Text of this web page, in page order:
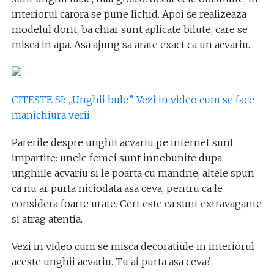
interiorul carora se pune lichid. Apoi se realizeaza
modelul dorit, ba chiar sunt aplicate bilute, care se
misca in apa. Asa ajung sa arate exact ca un acvariu.
CITESTE SI: „Unghii bule”. Vezi in video cum se face
manichiura verii
Parerile despre unghii acvariu pe internet sunt
impartite: unele femei sunt innebunite dupa
unghiile acvariu si le poarta cu mandrie, altele spun
ca nu ar purta niciodata asa ceva, pentru ca le
considera foarte urate. Cert este ca sunt extravagante
si atrag atentia.
Vezi in video cum se misca decoratiule in interiorul
aceste unghii acvariu. Tu ai purta asa ceva?